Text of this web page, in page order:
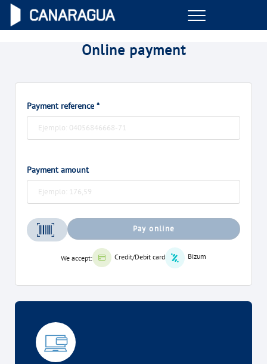
Menu
ONLINE TRANSACTIONS
YOUR SERVICE
YOUR WATER
OUR COMMITMENTS
Online payment
Payment reference *
Payment amount
Pay online
We accept: Credit/Debit card Bizum